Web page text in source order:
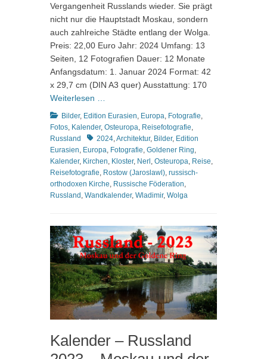
Vergangenheit Russlands wieder. Sie prägt
nicht nur die Hauptstadt Moskau, sondern
auch zahlreiche Städte entlang der Wolga.
Preis: 22,00 Euro Jahr: 2024 Umfang: 13
Seiten, 12 Fotografien Dauer: 12 Monate
Anfangsdatum: 1. Januar 2024 Format: 42
x 29,7 cm (DIN A3 quer) Ausstattung: 170
Weiterlesen …
Kategorien
Bilder, Edition Eurasien, Europa, Fotografie,
Fotos, Kalender, Osteuropa, Reisefotografie,
Russland
Schlagworte
2024,Architektur, Bilder, Edition
Eurasien, Europa, Fotografie, Goldener Ring,
Kalender, Kirchen, Kloster, Nerl, Osteuropa, Reise,
Reisefotografie, Rostow (Jaroslawl), russisch-
orthodoxen Kirche, Russische Föderation,
Russland, Wandkalender, Wladimir, Wolga
Kalender – Russland